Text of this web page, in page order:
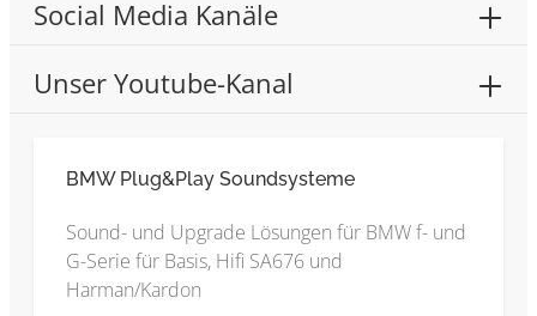
Social Media Kanäle
Unser Youtube-Kanal
BMW Plug&Play Soundsysteme
Sound- und Upgrade Lösungen für BMW f- und
G-Serie für Basis, Hifi SA676 und
Harman/Kardon